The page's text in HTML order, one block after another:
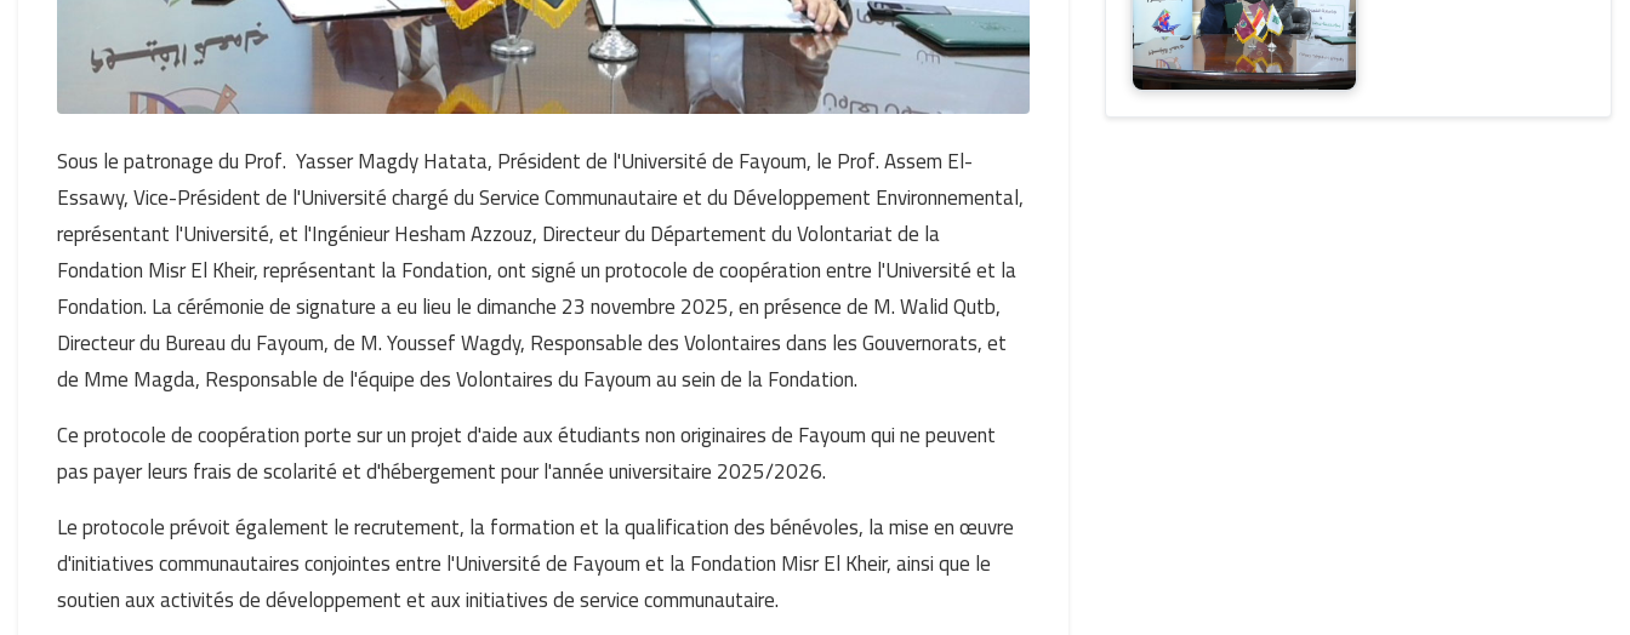
Sous le patronage du Prof. Yasser Magdy Hatata, Président de l'Université de Fayoum, le Prof. Assem El-
Essawy, Vice-Président de l'Université chargé du Service Communautaire et du Développement Environnemental,
représentant l'Université, et l'Ingénieur Hesham Azzouz, Directeur du Département du Volontariat de la
Fondation Misr El Kheir, représentant la Fondation, ont signé un protocole de coopération entre l'Université et la
Fondation. La cérémonie de signature a eu lieu le dimanche 23 novembre 2025, en présence de M. Walid Qutb,
Directeur du Bureau du Fayoum, de M. Youssef Wagdy, Responsable des Volontaires dans les Gouvernorats, et
de Mme Magda, Responsable de l'équipe des Volontaires du Fayoum au sein de la Fondation.
Ce protocole de coopération porte sur un projet d'aide aux étudiants non originaires de Fayoum qui ne peuvent
pas payer leurs frais de scolarité et d'hébergement pour l'année universitaire 2025/2026.
Le protocole prévoit également le recrutement, la formation et la qualification des bénévoles, la mise en œuvre
d'initiatives communautaires conjointes entre l'Université de Fayoum et la Fondation Misr El Kheir, ainsi que le
soutien aux activités de développement et aux initiatives de service communautaire.